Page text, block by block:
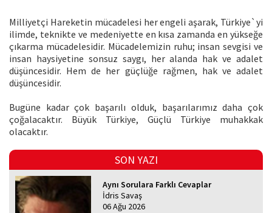
Milliyetçi Hareketin mücadelesi her engeli aşarak, Türkiye`yi
ilimde, teknikte ve medeniyette en kısa zamanda en yükseğe
çıkarma mücadelesidir. Mücadelemizin ruhu; insan sevgisi ve
insan haysiyetine sonsuz saygı, her alanda hak ve adalet
düşüncesidir. Hem de her güçlüğe rağmen, hak ve adalet
düşüncesidir.
Bugüne kadar çok başarılı olduk, başarılarımız daha çok
çoğalacaktır. Büyük Türkiye, Güçlü Türkiye muhakkak
olacaktır.
SON YAZI
Aynı Sorulara Farklı Cevaplar
İdris Savaş
06 Ağu 2026